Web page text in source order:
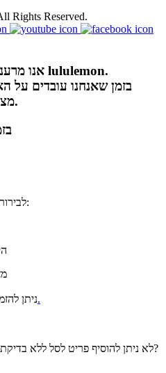
Rights Reserved.
אנו מרעננים את חוויית הקנייה באתר lululemon.
בזמן שאנחנו עובדים על
מצומצם יותר, עקב מלאי מוגבל.
לבירור האם ישובך מופיע באיזור השילוח:
ניתןחנויות המותג.
לא ניתן להוסיף פריט לסל ללא בדיקת איזור השילוח. האם ברצונך לסגור?